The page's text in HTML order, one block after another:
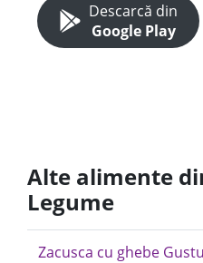
Descarcă din
Google Play
Alte alimente
Legume
Zacusca cu ghebe